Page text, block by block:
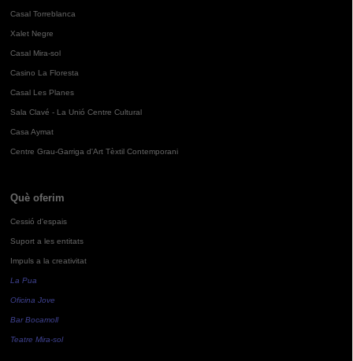
Casal Torreblanca
Xalet Negre
Casal Mira-sol
Casino La Floresta
Casal Les Planes
Sala Clavé - La Unió Centre Cultural
Casa Aymat
Centre Grau-Garriga d'Art Tèxtil Contemporani
Què oferim
Cessió d'espais
Suport a les entitats
Impuls a la creativitat
La Pua
Oficina Jove
Bar Bocamoll
Teatre Mira-sol